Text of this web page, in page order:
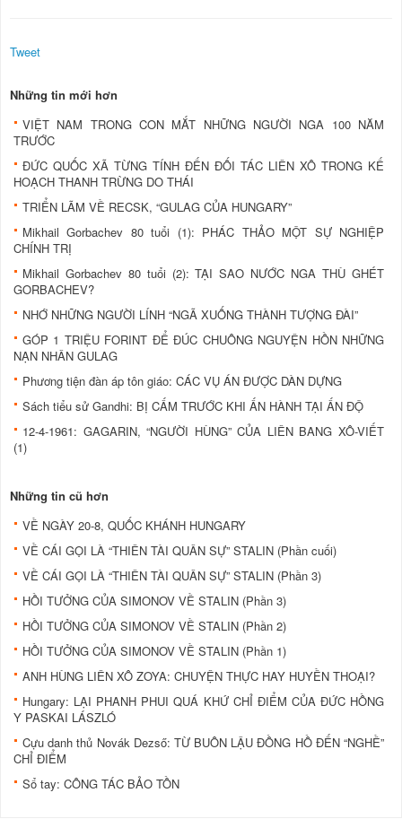
Tweet
Những tin mới hơn
VIỆT NAM TRONG CON MẮT NHỮNG NGƯỜI NGA 100 NĂM
TRƯỚC
ĐỨC QUỐC XÃ TỪNG TÍNH ĐẾN ĐỐI TÁC LIÊN XÔ TRONG KẾ
HOẠCH THANH TRỪNG DO THÁI
TRIỂN LÃM VỀ RECSK, “GULAG CỦA HUNGARY”
Mikhail Gorbachev 80 tuổi (1): PHÁC THẢO MỘT SỰ NGHIỆP
CHÍNH TRỊ
Mikhail Gorbachev 80 tuổi (2): TẠI SAO NƯỚC NGA THÙ GHÉT
GORBACHEV?
NHỚ NHỮNG NGƯỜI LÍNH “NGÃ XUỐNG THÀNH TƯỢNG ĐÀI”
GÓP 1 TRIỆU FORINT ĐỂ ĐÚC CHUÔNG NGUYỆN HỒN NHỮNG
NẠN NHÂN GULAG
Phương tiện đàn áp tôn giáo: CÁC VỤ ÁN ĐƯỢC DÀN DỰNG
Sách tiểu sử Gandhi: BỊ CẤM TRƯỚC KHI ẤN HÀNH TẠI ẤN ĐỘ
12-4-1961: GAGARIN, “NGƯỜI HÙNG” CỦA LIÊN BANG XÔ-VIẾT
(1)
Những tin cũ hơn
VỀ NGÀY 20-8, QUỐC KHÁNH HUNGARY
VỀ CÁI GỌI LÀ “THIÊN TÀI QUÂN SỰ” STALIN (Phần cuối)
VỀ CÁI GỌI LÀ “THIÊN TÀI QUÂN SỰ” STALIN (Phần 3)
HỒI TƯỞNG CỦA SIMONOV VỀ STALIN (Phần 3)
HỒI TƯỞNG CỦA SIMONOV VỀ STALIN (Phần 2)
HỒI TƯỞNG CỦA SIMONOV VỀ STALIN (Phần 1)
ANH HÙNG LIÊN XÔ ZOYA: CHUYỆN THỰC HAY HUYỀN THOẠI?
Hungary: LẠI PHANH PHUI QUÁ KHỨ CHỈ ĐIỂM CỦA ĐỨC HỒNG
Y PASKAI LÁSZLÓ
Cựu danh thủ Novák Dezső: TỪ BUÔN LẬU ÐỒNG HỒ ÐẾN “NGHỀ”
CHỈ ÐIỂM
Sổ tay: CÔNG TÁC BẢO TỒN